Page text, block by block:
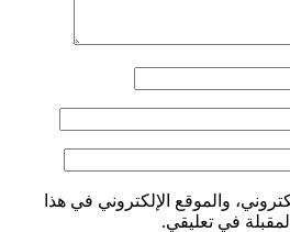
والموقع الإلكتروني في هذا
في تعليقي.